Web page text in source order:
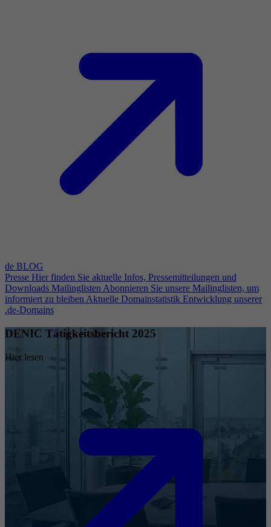
de BLOG
Presse Hier finden Sie aktuelle Infos, Pressemitteilungen und
Downloads Mailinglisten Abonnieren Sie unsere Mailinglisten, um
informiert zu bleiben Aktuelle Domainstatistik Entwicklung unserer
.de-Domains
DENIC Tätigkeitsbericht 2025
Hier lesen